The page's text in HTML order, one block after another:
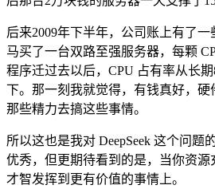
后来2009年下半年，公司账上有了
马买了一台双路至强服务器，每颗
程序迁过去以后，CPU 占有率从长
下。那一刻我就觉得，有钱真好，
那些精力去搞这些事情。
所以这也是我对 DeepSeek 这个问
优秀，但更期待看到的是，当你资源
才智发挥到更有价值的事情上。